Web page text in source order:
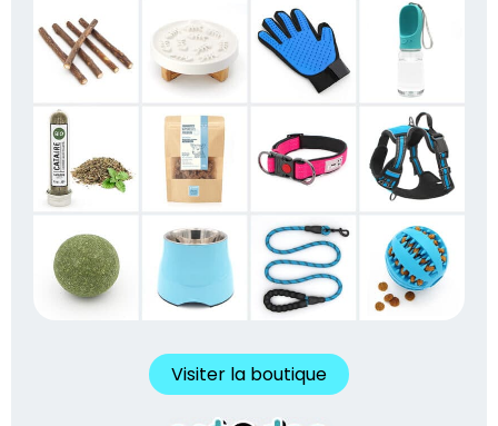
Visiter la boutique